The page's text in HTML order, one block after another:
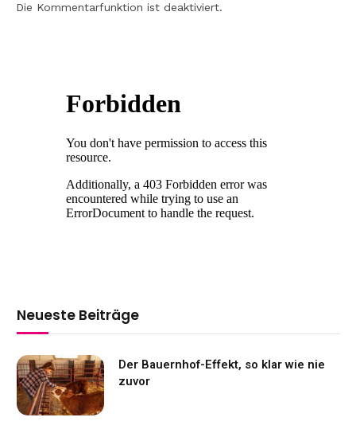
Die Kommentarfunktion ist deaktiviert.
Neueste Beiträge
Der Bauernhof-Effekt, so klar wie nie
zuvor